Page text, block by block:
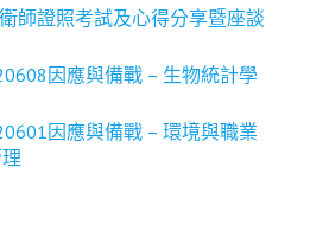
師證照考試及心得分享暨座談
因應與備戰 – 生物統計學
因應與備戰 – 環境與職業